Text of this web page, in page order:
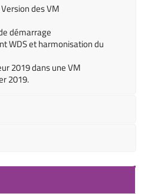
des VM
démarrage
WDS et harmonisation du
2019 dans une VM
2019.